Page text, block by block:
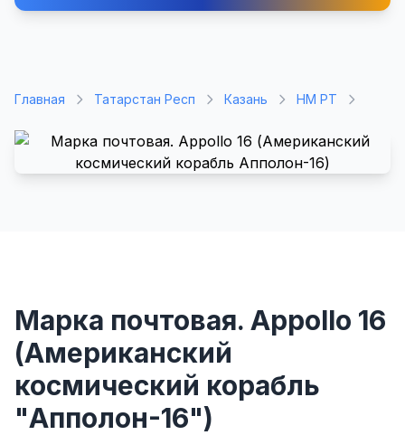
Главная Татарстан Респ Казань НМ РТ
Марка почтовая. Appollo 16
(Американский
космический корабль
"Апполон-16")